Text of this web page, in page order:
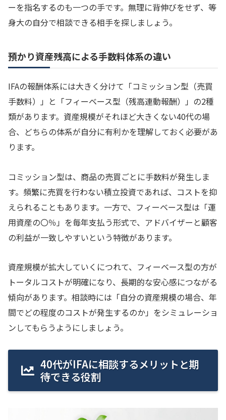
ーを指名するのも一つの手です。無理に背伸びをせず、等
身大の自分で相談できる相手を探しましょう。
預かり資産残高による手数料体系の違い
IFAの報酬体系には大きく分けて「コミッション型（売買
手数料）」と「フィーベース型（残高連動報酬）」の2種
類があります。資産規模がそれほど大きくない40代の場
合、どちらの体系が自分に有利かを理解しておく必要があ
ります。
コミッション型は、商品の売買ごとに手数料が発生しま
す。頻繁に売買を行わない積立投資であれば、コストを抑
えられることもあります。一方で、フィーベース型は「運
用資産の〇％」を毎年支払う形式で、アドバイザーと顧客
の利益が一致しやすいという特徴があります。
資産規模が拡大していくにつれて、フィーベース型の方が
トータルコストが明確になり、長期的な安心感につながる
傾向があります。相談時には「自分の資産規模の場合、年
間でどの程度のコストが発生するのか」をシミュレーショ
ンしてもらうようにしましょう。
40代がIFAに相談するメリットと期
待できる役割